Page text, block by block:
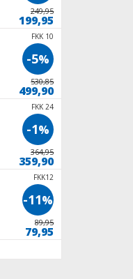
249,95
199,95
FKK 10
-5%
530,85
499,90
FKK 24
-1%
364,95
359,90
FKK12
-11%
89,95
79,95